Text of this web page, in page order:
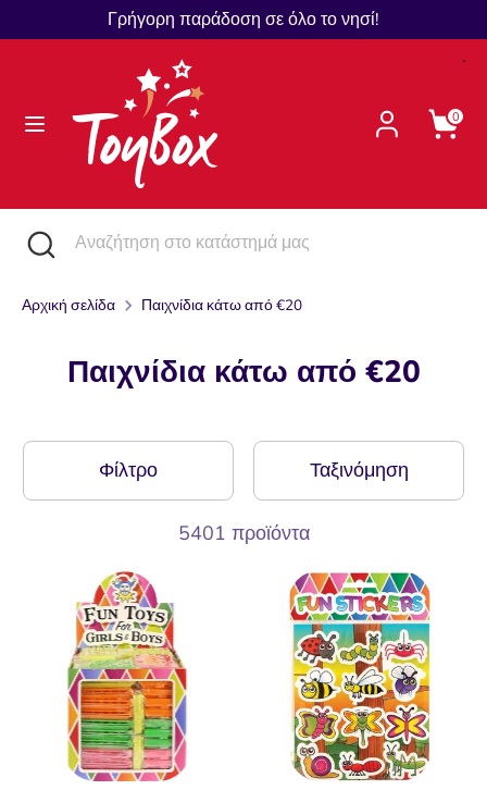
στο
Γρήγορη παράδοση σε όλο το νησί!
0
Γλώσσα
Ελληνικά
ΑναζήτησηΑναζήτηση
στο
κατάστημά
μας
ΑναζήτησηΑναζήτηση
κατάστημά
Κλείστε
αναζήτηση
Αρχική σελίδα Παιχνίδια κάτω από €20
Παιχνίδια κάτω από €20
Φίλτρο Ταξινόμηση
5401 προϊόντα